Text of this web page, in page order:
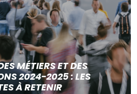
MÉTIERS ET DES
2024-2025 : LES
À RETENIR